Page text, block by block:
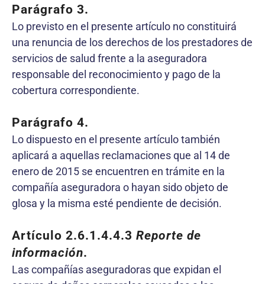
Parágrafo 3.
Lo previsto en el presente artículo no constituirá
una renuncia de los derechos de los prestadores de
servicios de salud frente a la aseguradora
responsable del reconocimiento y pago de la
cobertura correspondiente.
Parágrafo 4.
Lo dispuesto en el presente artículo también
aplicará a aquellas reclamaciones que al 14 de
enero de 2015 se encuentren en trámite en la
compañía aseguradora o hayan sido objeto de
glosa y la misma esté pendiente de decisión.
Artículo 2.6.1.4.4.3 Reporte de
información.
Las compañías aseguradoras que expidan el